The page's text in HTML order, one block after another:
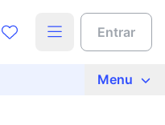
Entrar
Menu